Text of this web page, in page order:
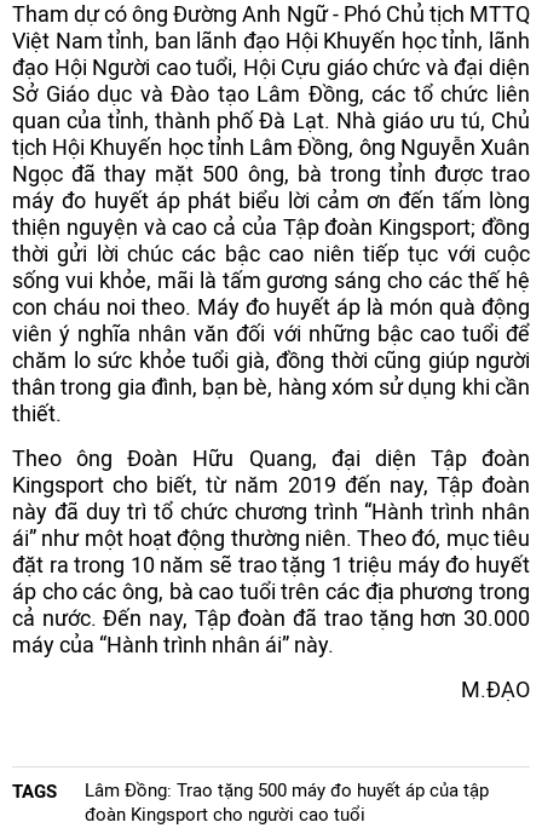
Tham dự có ông Đường Anh Ngữ - Phó Chủ tịch MTTQ
Việt Nam tỉnh, ban lãnh đạo Hội Khuyến học tỉnh, lãnh
đạo Hội Người cao tuổi, Hội Cựu giáo chức và đại diện
Sở Giáo dục và Đào tạo Lâm Đồng, các tổ chức liên
quan của tỉnh, thành phố Đà Lạt. Nhà giáo ưu tú, Chủ
tịch Hội Khuyến học tỉnh Lâm Đồng, ông Nguyễn Xuân
Ngọc đã thay mặt 500 ông, bà trong tỉnh được trao
máy đo huyết áp phát biểu lời cảm ơn đến tấm lòng
thiện nguyện và cao cả của Tập đoàn Kingsport; đồng
thời gửi lời chúc các bậc cao niên tiếp tục với cuộc
sống vui khỏe, mãi là tấm gương sáng cho các thế hệ
con cháu noi theo. Máy đo huyết áp là món quà động
viên ý nghĩa nhân văn đối với những bậc cao tuổi để
chăm lo sức khỏe tuổi già, đồng thời cũng giúp người
thân trong gia đình, bạn bè, hàng xóm sử dụng khi cần
thiết.
Theo ông Đoàn Hữu Quang, đại diện Tập đoàn
Kingsport cho biết, từ năm 2019 đến nay, Tập đoàn
này đã duy trì tổ chức chương trình “Hành trình nhân
ái” như một hoạt động thường niên. Theo đó, mục tiêu
đặt ra trong 10 năm sẽ trao tặng 1 triệu máy đo huyết
áp cho các ông, bà cao tuổi trên các địa phương trong
cả nước. Đến nay, Tập đoàn đã trao tặng hơn 30.000
máy của “Hành trình nhân ái” này.
M.ĐẠO
TAGS
Lâm Đồng: Trao tặng 500 máy đo huyết áp của tập
đoàn Kingsport cho người cao tuổi